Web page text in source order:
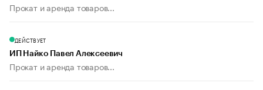
Прокат и аренда товаров...
ДЕЙСТВУЕТ
ИП Найко Павел Алексеевич
Прокат и аренда товаров...